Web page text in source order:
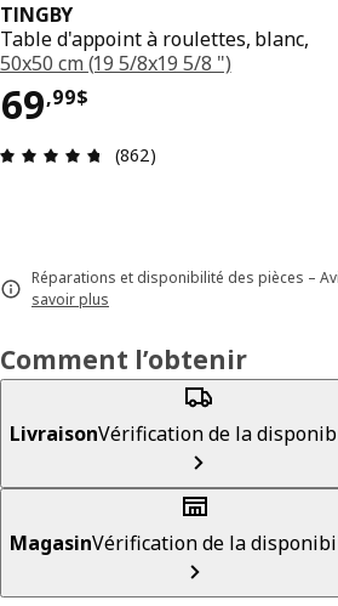
TINGBY
Table d'appoint à roulettes, blanc,
50x50 cm (19 5/8x19 5/8 ")
69,99$
Prix 69,99$
Avis: 4.7 sur 5 étoiles.
(862)
Réparations et disponibilité des pièces –
savoir plus
Comment l’obtenir
LivraisonVérification de la
MagasinVérification de la